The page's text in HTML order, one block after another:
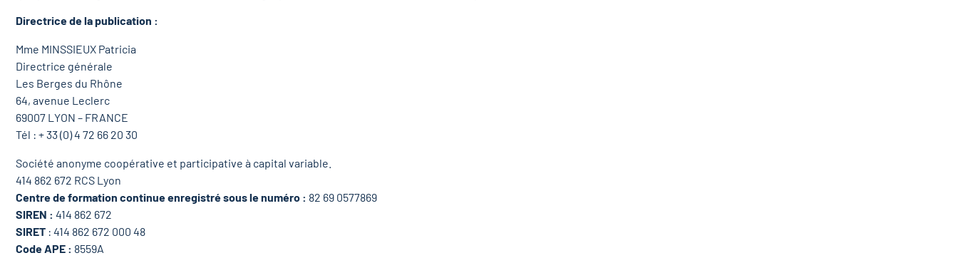
Directrice de la publication :
Mme MINSSIEUX Patricia
Directrice générale
Les Berges du Rhône
64, avenue Leclerc
69007 LYON – FRANCE
Tél : + 33 (0) 4 72 66 20 30
Société anonyme coopérative et participative à capital variable.
414 862 672 RCS Lyon
Centre de formation continue enregistré sous le numéro : 82 69 0577869
SIREN : 414 862 672
SIRET : 414 862 672 000 48
Code APE : 8559A